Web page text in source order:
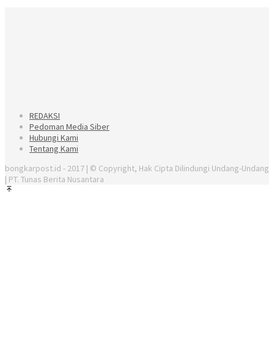
REDAKSI
Pedoman Media Siber
Hubungi Kami
Tentang Kami
bongkarpost.id - 2017 | © Copyright, Hak Cipta Dilindungi Undang-Undang
| PT. Tunas Berita Nusantara